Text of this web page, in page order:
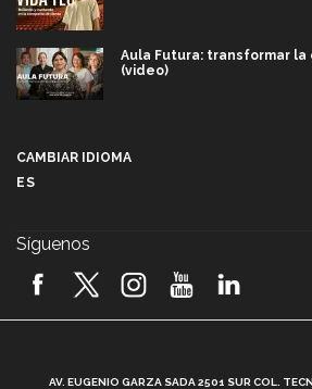
Aula Futura: transformar
(video)
2026! (video)
CAMBIAR IDIOMA
ES
Síguenos
AV. EUGENIO GARZA SADA 2501 SUR COL.